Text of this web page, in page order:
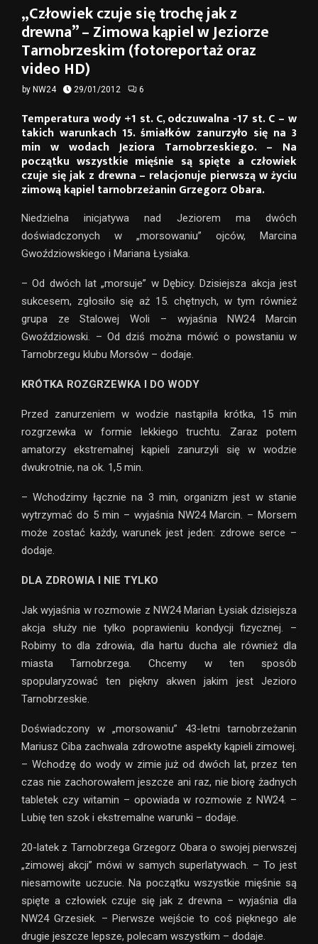
„Człowiek czuje się trochę jak z
drewna” – Zimowa kąpiel w Jeziorze
Tarnobrzeskim (fotoreportaż oraz
video HD)
by NW24 29/01/2012 6
Temperatura wody +1 st. C, odczuwalna -17 st. C – w
takich warunkach 15. śmiałków zanurzyło się na 3
min w wodach Jeziora Tarnobrzeskiego. – Na
początku wszystkie mięśnie są spięte a człowiek
czuje się jak z drewna – relacjonuje pierwszą w życiu
zimową kąpiel tarnobrzeżanin Grzegorz Obara.
Niedzielna inicjatywa nad Jeziorem ma dwóch
doświadczonych w „morsowaniu” ojców, Marcina
Gwoździowskiego i Mariana Łysiaka.
– Od dwóch lat „morsuje” w Dębicy. Dzisiejsza akcja jest
sukcesem, zgłosiło się aż 15. chętnych, w tym również
grupa ze Stalowej Woli – wyjaśnia NW24 Marcin
Gwoździowski. – Od dziś można mówić o powstaniu w
Tarnobrzegu klubu Morsów – dodaje.
KRÓTKA ROZGRZEWKA I DO WODY
Przed zanurzeniem w wodzie nastąpiła krótka, 15 min
rozgrzewka w formie lekkiego truchtu. Zaraz potem
amatorzy ekstremalnej kąpieli zanurzyli się w wodzie
dwukrotnie, na ok. 1,5 min.
– Wchodzimy łącznie na 3 min, organizm jest w stanie
wytrzymać do 5 min – wyjaśnia NW24 Marcin. – Morsem
może zostać każdy, warunek jest jeden: zdrowe serce –
dodaje.
DLA ZDROWIA I NIE TYLKO
Jak wyjaśnia w rozmowie z NW24 Marian Łysiak dzisiejsza
akcja służy nie tylko poprawieniu kondycji fizycznej. –
Robimy to dla zdrowia, dla hartu ducha ale również dla
miasta Tarnobrzega. Chcemy w ten sposób
spopularyzować ten piękny akwen jakim jest Jezioro
Tarnobrzeskie.
Doświadczony w „morsowaniu” 43-letni tarnobrzeżanin
Mariusz Ciba zachwala zdrowotne aspekty kąpieli zimowej.
– Wchodzę do wody w zimie już od dwóch lat, przez ten
czas nie zachorowałem jeszcze ani raz, nie biorę żadnych
tabletek czy witamin – opowiada w rozmowie z NW24. –
Lubię ten szok i ekstremalne warunki – dodaje.
20-latek z Tarnobrzega Grzegorz Obara o swojej pierwszej
„zimowej akcji” mówi w samych superlatywach. – To jest
niesamowite uczucie. Na początku wszystkie mięśnie są
spięte a człowiek czuje się jak z drewna – wyjaśnia dla
NW24 Grzesiek. – Pierwsze wejście to coś pięknego ale
drugie jeszcze lepsze, polecam wszystkim – dodaje.